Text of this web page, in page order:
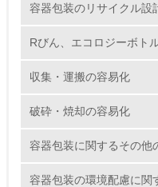
13. <L1>
14. <L2>
容器包装のリサイクル設
Rびん、エコロジーボト
収集・運搬の容易化
破砕・焼却の容易化
容器包装に関するその他
容器包装の環境配慮に関